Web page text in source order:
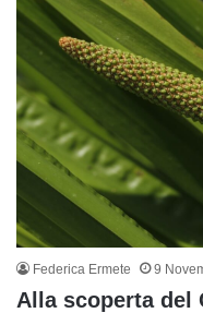
Federica Ermete 9
Alla scoperta del